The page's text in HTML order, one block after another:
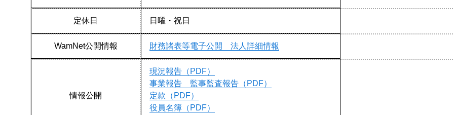
定休日 日曜・祝日
WamNet公開情報 財務諸表等電子公開 法人詳細情報
情報公開
現況報告（PDF）
事業報告 監事監査報告（PDF）
定款（PDF）
役員名簿（PDF）